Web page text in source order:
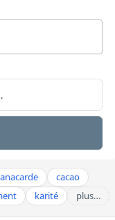
anacarde
cacao
karité plus…